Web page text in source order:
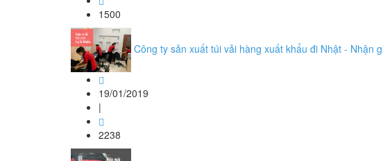
1500
Công ty sản xuất túi vải hàng xuất khẩu đi Nhật - Nhận
19/01/2019
|
2238